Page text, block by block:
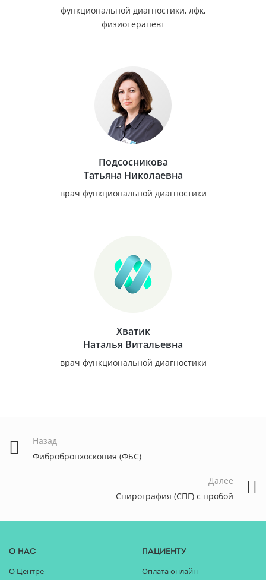
функциональной диагностики, лфк,
физиотерапевт
Подсосникова
Татьяна Николаевна
врач функциональной диагностики
Хватик
Наталья Витальевна
врач функциональной диагностики
Назад
Фибробронхоскопия (ФБС)
Далее
Спирография (СПГ) с пробой
О нас
О Центре
Пациенту
Оплата онлайн